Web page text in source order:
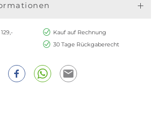
Kauf auf Rechnung
30 Tage Rückgaberecht